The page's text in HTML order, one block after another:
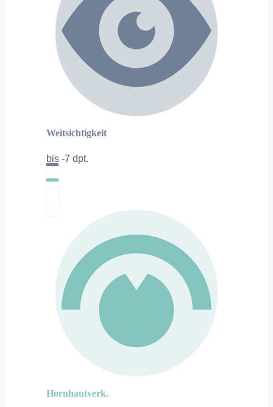
Weitsichtigkeit
bis -7 dpt.
Hornhautverk.